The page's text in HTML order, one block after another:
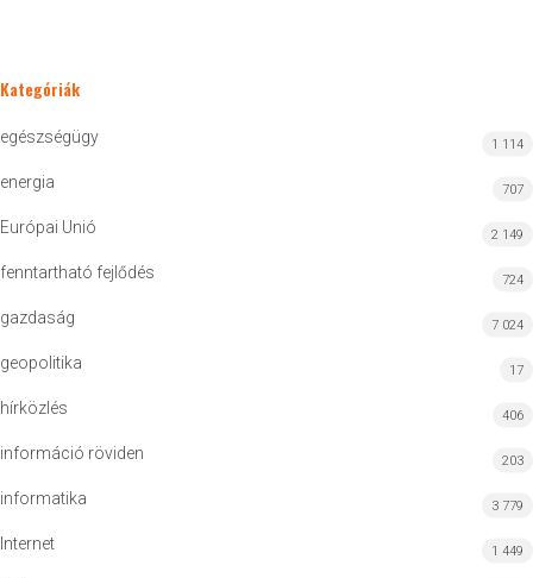
Kategóriák
egészségügy 1 114
energia 707
Európai Unió 2 149
fenntartható fejlődés 724
gazdaság 7 024
geopolitika 17
hírközlés 406
információ röviden 203
informatika 3 779
Internet 1 449